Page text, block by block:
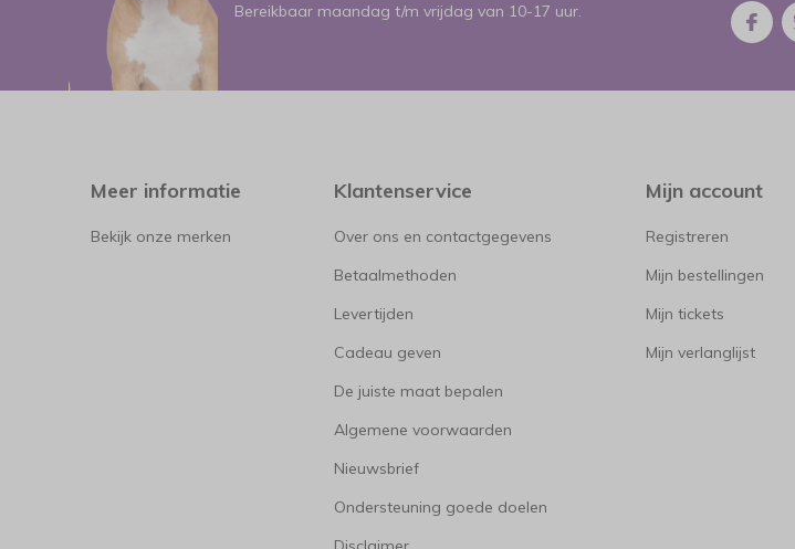
Bereikbaar maandag t/m vrijdag van 10-17 uur.
Meer informatie
Bekijk onze merken
Klantenservice
Over ons en contactgegevens
Betaalmethoden
Levertijden
Cadeau geven
De juiste maat bepalen
Algemene voorwaarden
Nieuwsbrief
Ondersteuning goede doelen
Mijn account
Registreren
Mijn bestellingen
Mijn tickets
Mijn verlanglijst